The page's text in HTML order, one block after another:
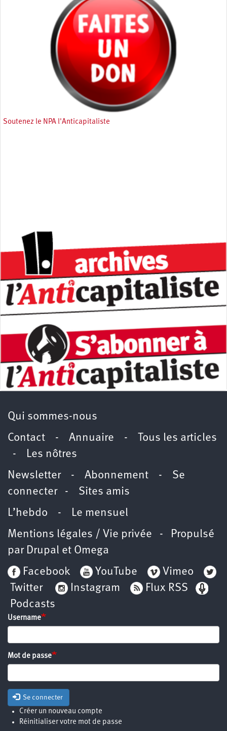
Soutenez le NPA l'Anticapitaliste
Qui sommes-nous
Contact - Annuaire -
Tous les articles
- Les nôtres
Newsletter- Abonnement - Se
connecter- Sites amis
L’hebdo - Le mensuel
Mentions légales / Vie privée - Propulsé
par Drupal et Omega
Facebook
YouTube
Vimeo
Twitter
Instagram
Flux RSS
Podcasts
Username
Mot de passe
Se connecter
Créer un nouveau compte
Réinitialiser votre mot de passe